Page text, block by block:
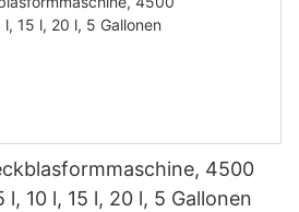
4500
10 l, 15 l, 20 l, 5 Gallonen